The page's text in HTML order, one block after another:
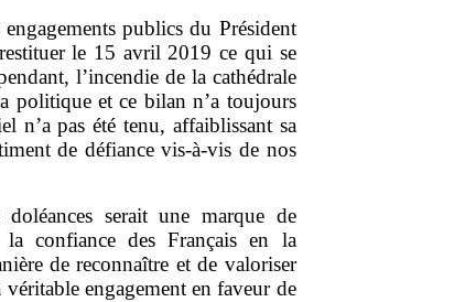
publics du Président
le 15 avril 2019 ce qui se
l’incendie de la cathédrale
politique et ce bilan n’a toujours
n’a pas été tenu, affaiblissant sa
de défiance vis‑à‑vis de nos
serait une marque de
la confiance des Français en la
de reconnaître et de valoriser
engagement en faveur de